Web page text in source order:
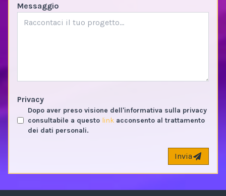
Messaggio
Privacy
Dopo aver preso visione dell'informativa sulla privacy
consultabile a questo link acconsento al trattamento
dei dati personali.
Invia